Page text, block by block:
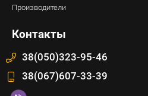
Производители
Контакты
38(050)323-95-46
38(067)607-33-39